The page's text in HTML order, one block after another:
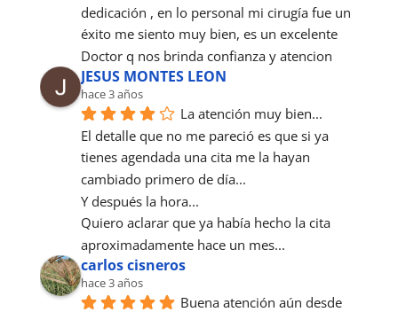
dedicación , en lo personal mi cirugía fue un
éxito me siento muy bien, es un excelente
Doctor q nos brinda confianza y atencion
JESUS MONTES LEON
hace 3 años
La atención muy bien...
El detalle que no me pareció es que si ya
tienes agendada una cita me la hayan
cambiado primero de día...
Y después la hora...
Quiero aclarar que ya había hecho la cita
aproximadamente hace un mes...
carlos cisneros
hace 3 años
Buena atención aún desde